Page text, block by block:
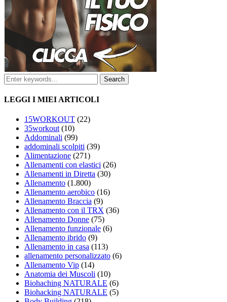
LEGGI I MIEI ARTICOLI
15WORKOUT (22)
35workout (10)
Addominali (99)
addominali scolpiti (39)
Alimentazione (271)
Allenamenti con elastici (26)
Allenamenti in Diretta (30)
Allenamento (1.800)
Allenamento aerobico (16)
Allenamento Braccia (9)
Allenamento con il TRX (36)
Allenamento Donne (75)
Allenamento funzionale (6)
Allenamento ibrido (9)
Allenamento in casa (113)
allenamento personalizzato (6)
Allenamento Vip (14)
Anatomia dei Muscoli (10)
Biohaching NATURALE (6)
Biohacking NATURALE (5)